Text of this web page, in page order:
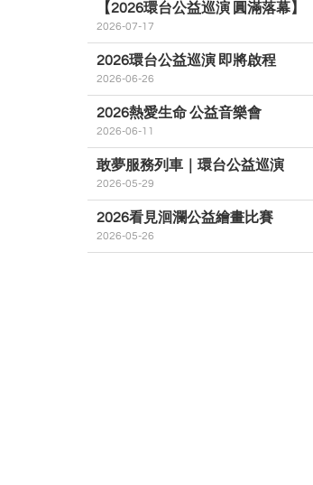
【2026環台公益巡演 圓滿落幕】
2026-07-17
2026環台公益巡演 即將啟程
2026-06-26
2026熱愛生命 公益音樂會
2026-06-11
敢夢服務列車｜環台公益巡演
2026-05-29
2026看見洄瀾公益繪畫比賽
2026-05-26